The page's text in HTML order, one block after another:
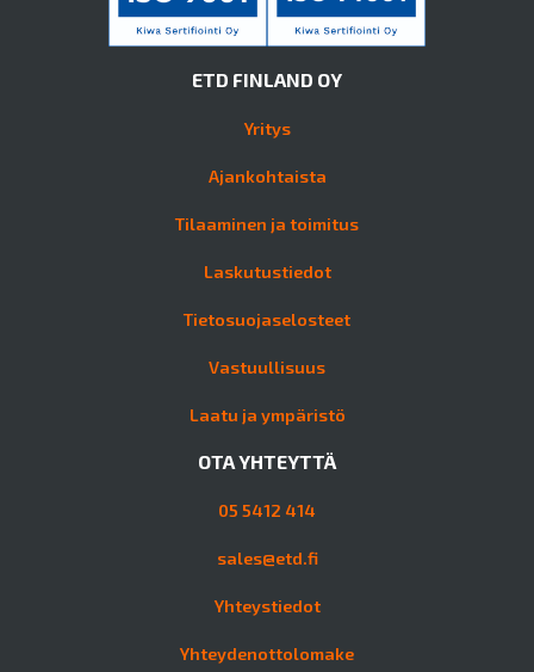
ETD FINLAND OY
Yritys
Ajankohtaista
Tilaaminen ja toimitus
Laskutustiedot
Tietosuojaselosteet
Vastuullisuus
Laatu ja ympäristö
OTA YHTEYTTÄ
05 5412 414
sales@etd.fi
Yhteystiedot
Yhteydenottolomake